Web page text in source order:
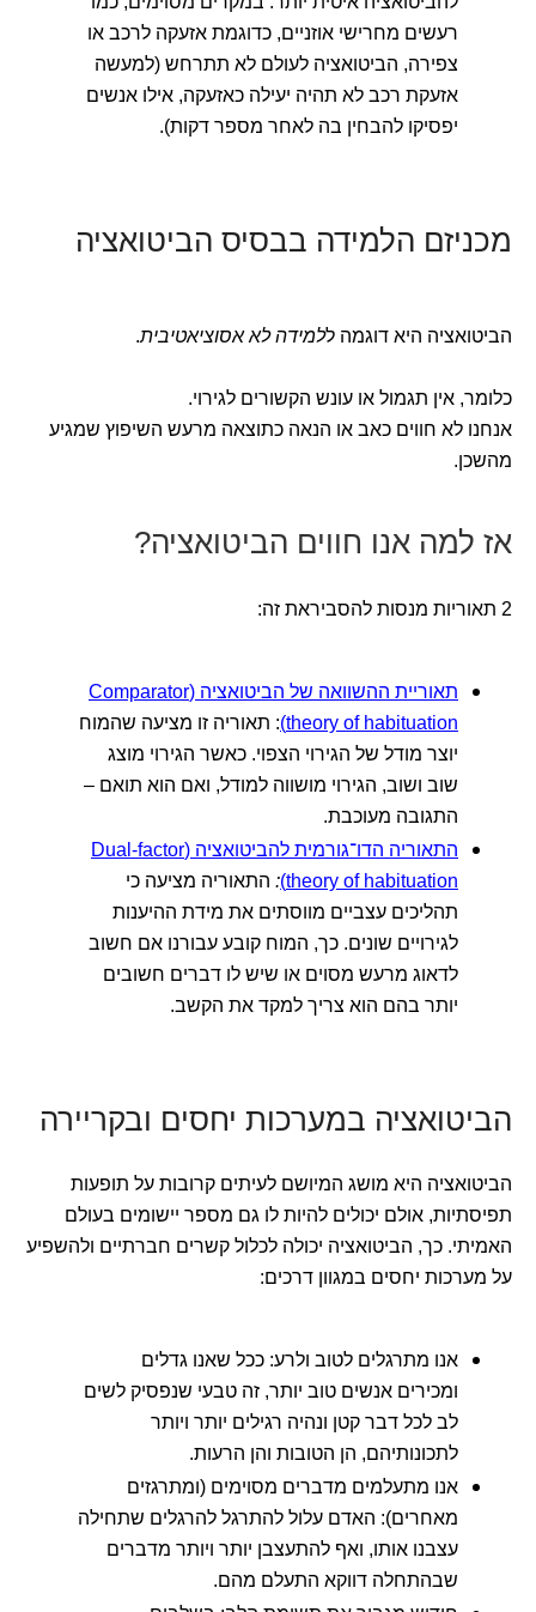
רעשים מחרישי אוזניים, כדוגמת אזעקה לרכב או
צפירה, הביטואציה לעולם לא תתרחש (למעשה
אזעקת רכב לא תהיה יעילה כאזעקה, אילו אנשים
יפסיקו להבחין בה לאחר מספר דקות).
מכניזם הלמידה בבסיס הביטואציה
הביטואציה היא דוגמה ללמידה לא אסוציאטיבית.
כלומר, אין תגמול או עונש הקשורים לגירוי.
אנחנו לא חווים כאב או הנאה כתוצאה מרעש השיפוץ שמגיע
מהשכן.
אז למה אנו חווים הביטואציה?
2 תאוריות מנסות להסביראת זה:
תאוריית ההשוואה של הביטואציה (Comparator
theory of habituation) : תאוריה זו מציעה שהמוח
יוצר מודל של הגירוי הצפוי. כאשר הגירוי מוצג
שוב ושוב, הגירוי מושווה למודל, ואם הוא תואם –
התגובה מעוכבת.
התאוריה הדו־גורמית להביטואציה (Dual-factor
theory of habituation)
: התאוריה מציעה כי
תהליכים עצביים מווסתים את מידת ההיענות
לגירויים שונים. כך, המוח קובע עבורנו אם חשוב
לדאוג מרעש מסוים או שיש לו דברים חשובים
יותר בהם הוא צריך למקד את הקשב.
הביטואציה במערכות יחסים ובקריירה
הביטואציה היא מושג המיושם לעיתים קרובות על תופעות
תפיסתיות, אולם יכולים להיות לו גם מספר יישומים בעולם
האמיתי. כך, הביטואציה יכולה לכלול קשרים חברתיים ולהשפיע
על מערכות יחסים במגוון דרכים:
אנו מתרגלים לטוב ולרע: ככל שאנו גדלים
ומכירים אנשים טוב יותר, זה טבעי שנפסיק לשים
לב לכל דבר קטן ונהיה רגילים יותר ויותר
לתכונותיהם, הן הטובות והן הרעות.
אנו מתעלמים מדברים מסוימים (ומתרגזים
מאחרים): האדם עלול להתרגל להרגלים שתחילה
עצבנו אותו, ואף להתעצבן יותר ויותר מדברים
שבהתחלה דווקא התעלם מהם.